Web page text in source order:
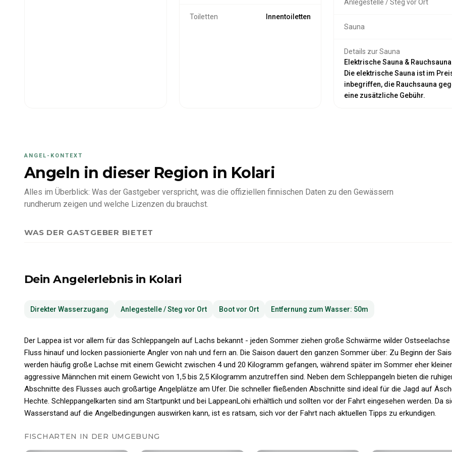
Toiletten Innentoiletten
Anlegestelle / Steg vor Ort
Sauna
Details zur Sauna
Elektrische Sauna & Rauchsauna |
Die elektrische Sauna ist im
inbegriffen, die Rauchsauna
eine zusätzliche Gebühr.
ANGEL-KONTEXT
Angeln in dieser Region in Kolari
Alles im Überblick: Was der Gastgeber verspricht, was die offiziellen finnischen Daten zu den Gewässern
rundherum zeigen und welche Lizenzen du brauchst.
WAS DER GASTGEBER BIETET
Dein Angelerlebnisin Kolari
Direkter Wasserzugang Anlegestelle / Steg vor Ort Boot vor Ort Entfernung zum Wasser: 50m
Der Lappea ist vor allem für das Schleppangeln auf Lachs bekannt - jeden Sommer ziehen große Schwärme wilder Ostseelachse
Fluss hinauf und locken passionierte Angler von nah und fern an. Die Saison dauert den ganzen Sommer über: Zu Beginn der
werden häufig große Lachse mit einem Gewicht zwischen 4 und 20 Kilogramm gefangen, während später im Sommer eher
aggressive Männchen mit einem Gewicht von 1,5 bis 2,5 Kilogramm anzutreffen sind. Neben dem Schleppangeln bieten die
Abschnitte des Flusses auch großartige Angelplätze am Ufer. Die schneller fließenden Abschnitte sind ideal für die Jagd auf
Hechte. Schleppangelkarten sind am Startpunkt und bei LappeanLohi erhältlich und sollten vor der Fahrt eingesehen werden. Da
Wasserstand auf die Angelbedingungen auswirken kann, ist es ratsam, sich vor der Fahrt nach aktuellen Tipps zu erkundigen.
FISCHARTEN IN DER UMGEBUNG